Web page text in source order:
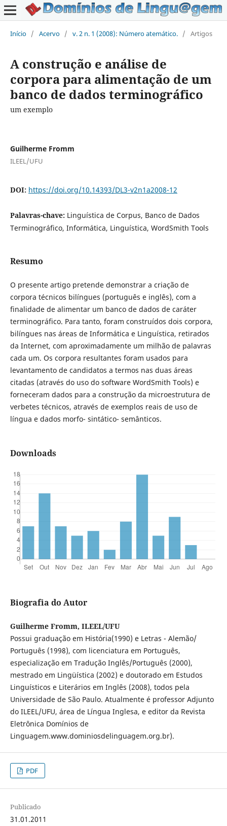
Início / Acervo / v. 2 n. 1 (2008): Número atemático. / Artigos
A construção e análise de
corpora para alimentação de um
banco de dados terminográfico
um exemplo
Guilherme Fromm
ILEEL/UFU
DOI: https://doi.org/10.14393/DL3-v2n1a2008-12
Palavras-chave: Linguística de Corpus, Banco de Dados
Terminográfico, Informática, Linguística, WordSmith Tools
Resumo
O presente artigo pretende demonstrar a criação de
corpora técnicos bilíngues (português e inglês), com a
finalidade de alimentar um banco de dados de caráter
terminográfico. Para tanto, foram construídos dois corpora,
bilíngues nas áreas de Informática e Linguística, retirados
da Internet, com aproximadamente um milhão de palavras
cada um. Os corpora resultantes foram usados para
levantamento de candidatos a termos nas duas áreas
citadas (através do uso do software WordSmith Tools) e
forneceram dados para a construção da microestrutura de
verbetes técnicos, através de exemplos reais de uso de
língua e dados morfo- sintático- semânticos.
Downloads
Biografia do Autor
Guilherme Fromm, ILEEL/UFU
Possui graduação em História(1990) e Letras - Alemão/
Português (1998), com licenciatura em Português,
especialização em Tradução Inglês/Português (2000),
mestrado em Lingüística (2002) e doutorado em Estudos
Linguísticos e Literários em Inglês (2008), todos pela
Universidade de São Paulo. Atualmente é professor Adjunto
do ILEEL/UFU, área de Língua Inglesa, e editor da Revista
Eletrônica Domínios de
Linguagem.www.dominiosdelinguagem.org.br).
PDF
Publicado
31.01.2011